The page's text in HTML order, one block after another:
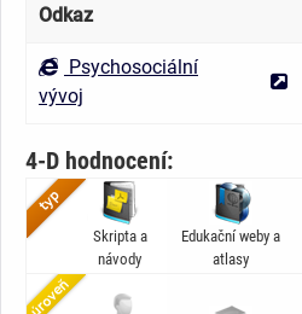
Odkaz
Psychosociální
vývoj
4-D hodnocení:
Skripta a
návody
Edukační weby a
atlasy